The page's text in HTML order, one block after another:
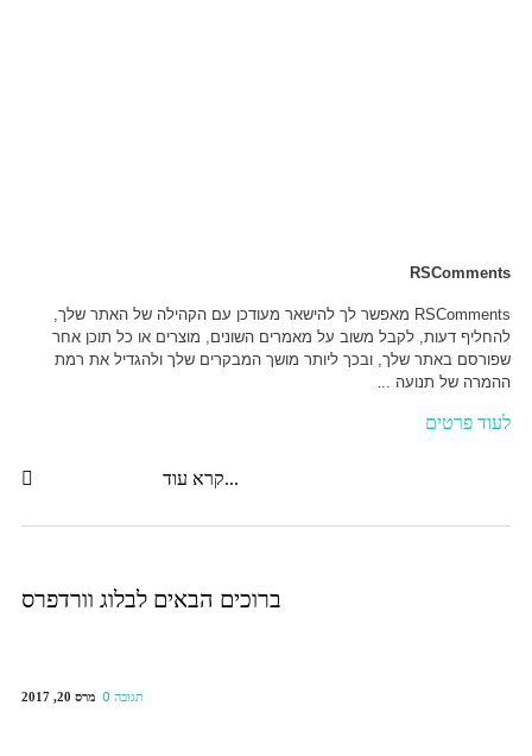
RSComments
RSComments מאפשר לך להישאר מעודכן עם הקהילה של האתר שלך,
להחליף דעות, לקבל משוב על מאמרים השונים, מוצרים או כל תוכן אחר
שפורסם באתר שלך, ובכך ליותר מושך המבקרים שלך ולהגדיל את רמת
ההמרה של תנועה ...
לעוד פרטים
קרא עוד...
ברוכים הבאים לבלוג וורדפרס
מרס 20, 2017 0 תגובה